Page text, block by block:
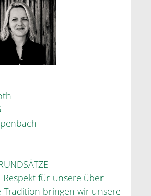
für unsere über
Tradition bringen wir unsere